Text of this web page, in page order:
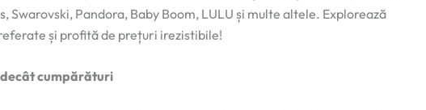
Swarovski, Pandora, Baby Boom, LULU și multe altele. Explorează
și profită de prețuri irezistibile!
cumpărături